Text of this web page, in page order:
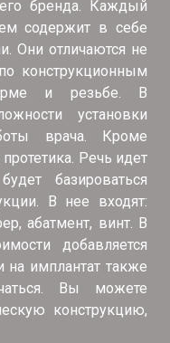
бренда. Каждый
содержит в себе
Они отличаются не
конструкционным
и резьбе. В
установки
врача. Кроме
Речь идет
базироваться
В нее входят:
абатмент, винт. В
добавляется
на имплантат также
Вы можете
конструкцию,